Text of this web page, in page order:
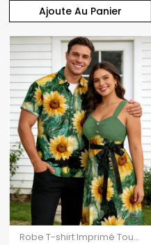
Ajoute Au Panier
Robe T-shirt Imprimé Tournesol avec Boutons à Manches Courtes pour Femme